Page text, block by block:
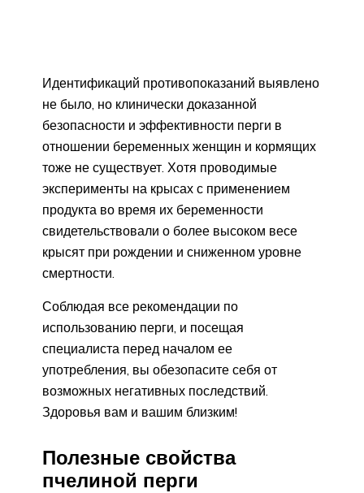
Идентификаций противопоказаний выявлено
не было, но клинически доказанной
безопасности и эффективности перги в
отношении беременных женщин и кормящих
тоже не существует. Хотя проводимые
эксперименты на крысах с применением
продукта во время их беременности
свидетельствовали о более высоком весе
крысят при рождении и сниженном уровне
смертности.
Соблюдая все рекомендации по
использованию перги, и посещая
специалиста перед началом ее
употребления, вы обезопасите себя от
возможных негативных последствий.
Здоровья вам и вашим близким!
Полезные свойства
пчелиной перги